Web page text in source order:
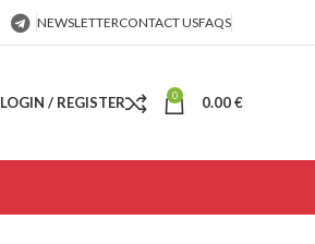
NEWSLETTERCONTACT USFAQS
LOGIN / REGISTER 0 0.00€